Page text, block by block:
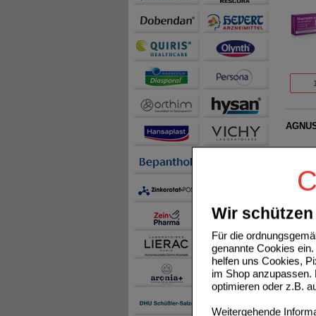
Wir
Für die
genannte Cookies
helfen uns Cookies,
im Shop anzupassen.
optimieren oder z.B.
Weitergehende